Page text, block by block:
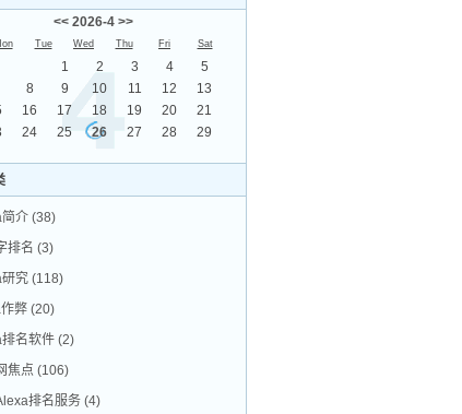
<< 2026-4 >>
Tue Wed Thu Fri Sat
1 2 3 4
5
8 9 10 11 12
13
16 17 18 19 20
21
24 25 26 27 28
29
介 (38)
排名 (3)
究 (118)
弊 (20)
名软件 (2)
焦点 (106)
排名服务 (4)